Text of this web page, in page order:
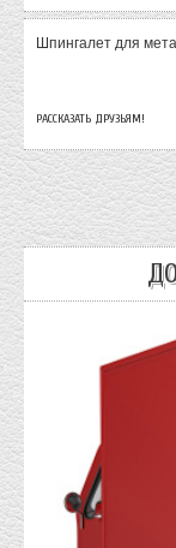
Шпингалет для
РАССКАЗАТЬ ДРУЗЬЯМ!